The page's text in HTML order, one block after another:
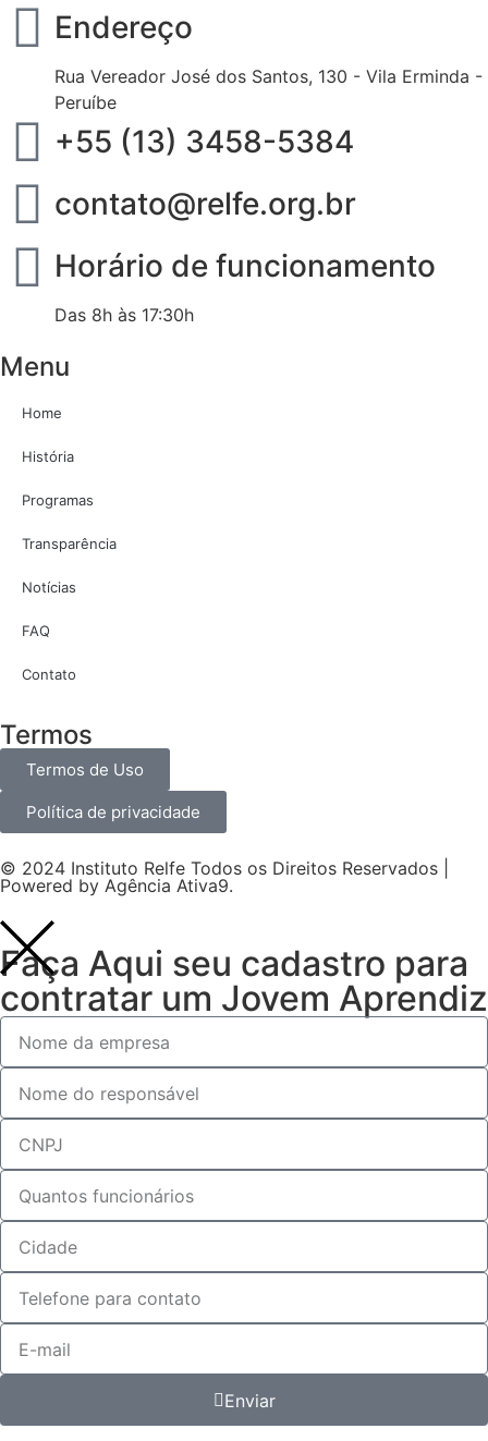
Endereço
Rua Vereador José dos Santos, 130 - Vila Erminda -
Peruíbe
+55 (13) 3458-5384
contato@relfe.org.br
Horário de funcionamento
Das 8h às 17:30h
Menu
Home
História
Programas
Transparência
Notícias
FAQ
Contato
Termos
Termos de Uso
Política de privacidade
© 2024 Instituto Relfe Todos os Direitos Reservados |
Powered by Agência Ativa9.
Faça Aqui seu cadastro para
contratar um Jovem Aprendiz
Enviar